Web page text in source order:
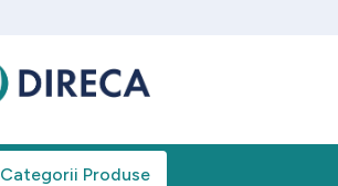
Categorii Produse